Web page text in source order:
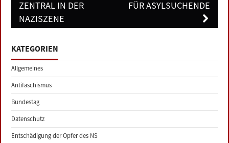
ZENTRAL IN DER
NAZISZENE
FÜR ASYLSUCHENDE
KATEGORIEN
Allgemeines
Antifaschismus
Bundestag
Datenschutz
Entschädigung der Opfer des NS